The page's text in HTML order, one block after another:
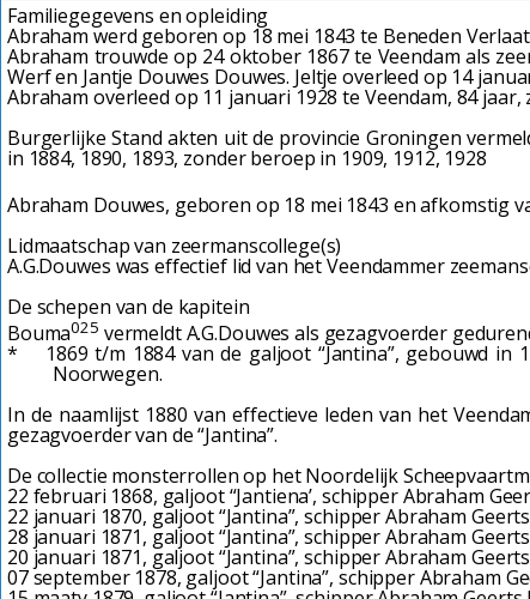
Familiegegevens en opleiding
Abraham werd geboren op 18 mei 1843 te Beneden
Abraham trouwde op 24 oktober 1867 te Veendam als
Werf en Jantje Douwes Douwes. Jeltje overleed op 14
Abraham overleed op 11 januari 1928 te Veendam, 84
Burgerlijke Stand akten uit de provincie Groningen
in 1884, 1890, 1893, zonder beroep in 1909, 1912, 1928
Abraham Douwes, geboren op 18 mei 1843 en afkomstig
Lidmaatschap van zeermanscollege(s)
A.G.Douwes was effectief lid van het Veendammer
De schepen van de kapitein
Bouma025 vermeldt A.G.Douwes als gezagvoerder
* 1869 t/m 1884 van de galjoot “Jantina”, gebouwd in
Noorwegen.
In de naamlijst 1880 van effectieve leden van het
gezagvoerder van de “Jantina”.
De collectie monsterrollen op het Noordelijk
22 februari 1868, galjoot “Jantiena’, schipper Abraham
22 januari 1870, galjoot “Jantina”, schipper Abraham
28 januari 1871, galjoot “Jantina”, schipper Abraham
20 januari 1871, galjoot “Jantina”, schipper Abraham
07 september 1878, galjoot “Jantina”, schipper Abraham